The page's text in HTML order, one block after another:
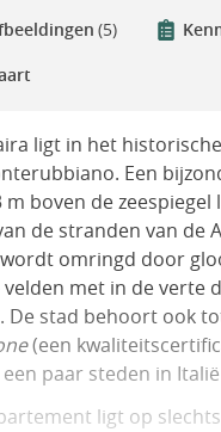
(5)
ligt in het
Een
m boven de zeespiegel
de stranden van de
omringd door
met in de verte
De stad behoort ook
(een
paar steden in
ligt op